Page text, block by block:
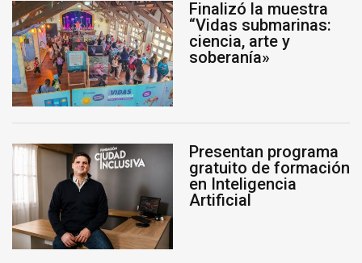
Finalizó la muestra
“Vidas submarinas:
ciencia, arte y
soberanía»
Presentan programa
gratuito de formación
en Inteligencia
Artificial